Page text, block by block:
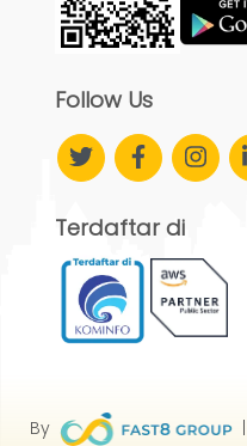
Follow Us
Terdaftar di
By